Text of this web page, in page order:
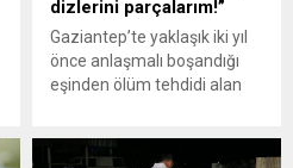
dizlerini parçalarım!”
Gaziantep’te yaklaşık iki yıl
önce anlaşmalı boşandığı
eşinden ölüm tehdidi alan
hayatının tehlikede